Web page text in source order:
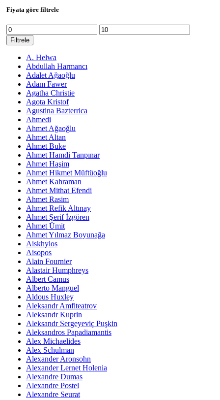
Fiyata göre filtrele
En
düşük
fiyat
En
yüksek
Filtrele
A. Helwa
Abdullah Harmancı
Adalet Ağaoğlu
Adam Fawer
Agatha Christie
Agota Kristof
Agustina Bazterrica
Ahmedi
Ahmet Ağaoğlu
Ahmet Altan
Ahmet Buke
Ahmet Hamdi Tanpınar
Ahmet Haşim
Ahmet Hikmet Müftüoğlu
Ahmet Kahraman
Ahmet Mithat Efendi
Ahmet Rasim
Ahmet Refik Altınay
Ahmet Şerif İzgören
Ahmet Ümit
Ahmet Yılmaz Boyunağa
Aiskhylos
Aisopos
Alain Fournier
Alastair Humphreys
Albert Camus
Alberto Manguel
Aldous Huxley
Aleksandr Amfiteatrov
Aleksandr Kuprin
Aleksandr Sergeyeviç Puşkin
Aleksandros Papadiamantis
Alex Michaelides
Alex Schulman
Alexander Aronsohn
Alexander Lernet Holenia
Alexandre Dumas
Alexandre Postel
Alexandre Seurat